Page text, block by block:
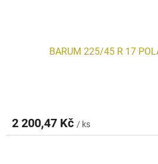
BARUM 225/45 R 17
2 200,47 Kč / ks